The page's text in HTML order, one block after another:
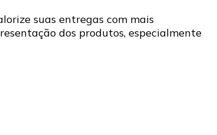
suas entregas com mais
dos produtos, especialmente